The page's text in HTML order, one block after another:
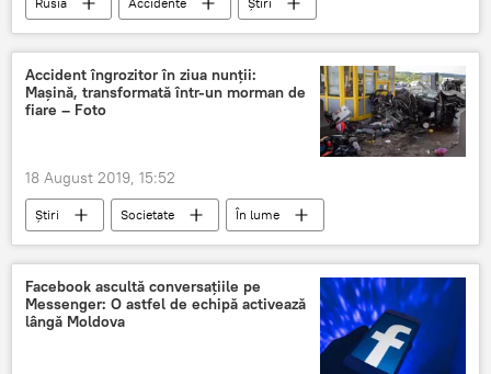
accident
autobuz
Moscova
șofer
Moldova
Accident îngrozitor în ziua nunţii:
Mașină, transformată într-un morman de
fiare – Foto
18 August 2019, 15:52
Știri Societate
În lume
Accidente
Romania
accident
masina
victime
Facebook ascultă conversațiile pe
Messenger: O astfel de echipă activează
lângă Moldova